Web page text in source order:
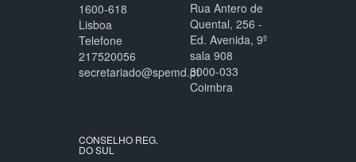
1600-618
Lisboa
Telefone
217520056
secretariado@spemd.pt
Rua Antero de
Quental, 256 -
Ed. Avenida, 9º
sala 908
3000-033
Coimbra
CONSELHO REG.
DO SUL